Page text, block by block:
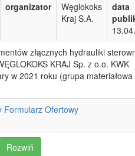
organizator
Węglokoks
Kraj S.A.
data
złącznych hydrauliki
KRAJ Sp. z o.o. KWK
w 2021 roku (grupa
Formularz Ofertowy
Rozwiń